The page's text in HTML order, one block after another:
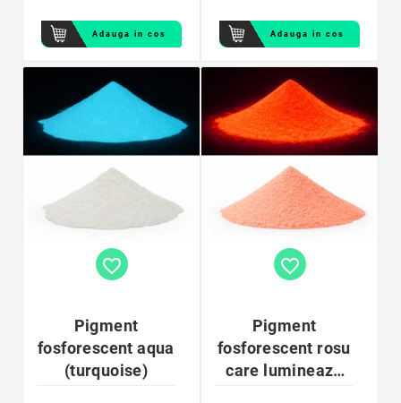
Adauga in cos Adauga in cos
favorite_border
Pigment
fosforescent aqua
(turquoise)
favorite_border
Pigment
fosforescent rosu
care lumineaza